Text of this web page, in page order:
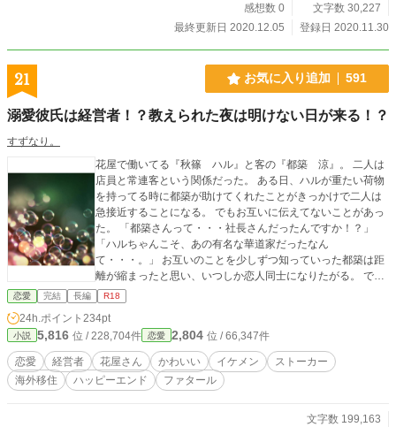
感想数 0
文字数 30,227
最終更新日 2020.12.05
登録日 2020.11.30
21 お気に入り追加 591
溺愛彼氏は経営者！？教えられた夜は明けない日が来る！？
すずなり。
花屋で働いてる『秋篠 ハル』と客の『都築 涼』。 二人は
店員と常連客という関係だった。 ある日、ハルが重たい荷物
を持ってる時に都築が助けてくれたことがきっかけで二人は
急接近することになる。 でもお互いに伝えてないことがあっ
た。 「都築さんって・・・社長さんだったんですか！？」
「ハルちゃんこそ、あの有名な華道家だったなん
て・・・。」 お互いのことを少しずつ知っていった都築は距
離が縮まったと思い、いつしか恋人同士になりたがる。 でも
ハルにはまだ都築に伝えてないことがあったのだ。 そのこと
を知っても都築の気持ちは変わらない。 ーーーーー 「ん
ぁ・・っ！やぁぁぁ・・！」 「こんなかわいい顔見せてくれ
るなら・・もっと早くに伝えればよかったよ。」 ーーーーー
※お話は全て想像（妄想）の世界でございます。現実世界と
何の関係もございません。 ※登場人物視点、第三者視点な
ど、場面ごとに切り替わるときがあります。 ※コメントや感
カウントにて投稿していた作品を本アカウントのすずなり。
恋愛 完結 長編 R18
24h.ポイント 234pt
小説 5,816 位 / 228,704件 恋愛 2,804 位 / 66,347件
恋愛 経営者 花屋さん かわいい イケメン
ストーカー
海外移住
ハッピーエンド ファタール
文字数 199,163